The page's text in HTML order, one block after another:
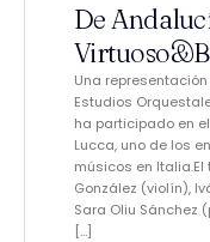
De
Una
Estudios
ha participado en
Lucca, uno de los
músicos en
González (violín),
Sara Oliu Sánchez
[…]